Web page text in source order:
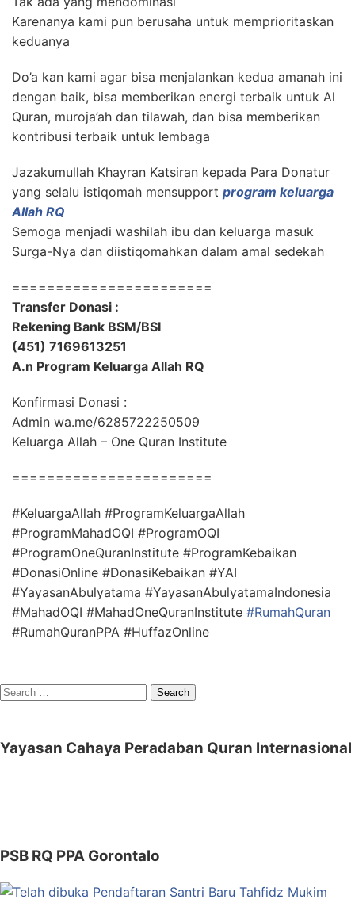
Karenanya kami pun berusaha untuk memprioritaskan
keduanya
Do’a kan kami agar bisa menjalankan kedua amanah ini
dengan baik, bisa memberikan energi terbaik untuk Al
Quran, muroja’ah dan tilawah, dan bisa memberikan
kontribusi terbaik untuk lembaga
Jazakumullah Khayran Katsiran kepada Para Donatur
yang selalu istiqomah mensupport program keluarga
Allah RQ
Semoga menjadi washilah ibu dan keluarga masuk
Surga-Nya dan diistiqomahkan dalam amal sedekah
=======================
Transfer Donasi :
Rekening Bank BSM/BSI
(451) 7169613251
A.n Program Keluarga Allah RQ
Konfirmasi Donasi :
Admin wa.me/6285722250509
Keluarga Allah – One Quran Institute
=======================
#KeluargaAllah #ProgramKeluargaAllah
#ProgramMahadOQI #ProgramOQI
#ProgramOneQuranInstitute #ProgramKebaikan
#DonasiOnline #DonasiKebaikan #YAI
#YayasanAbulyatama #YayasanAbulyatamaIndonesia
#MahadOQI #MahadOneQuranInstitute #RumahQuran
#RumahQuranPPA #HuffazOnline
Search
Yayasan Cahaya Peradaban Quran Internasional
PSB RQ PPA Gorontalo